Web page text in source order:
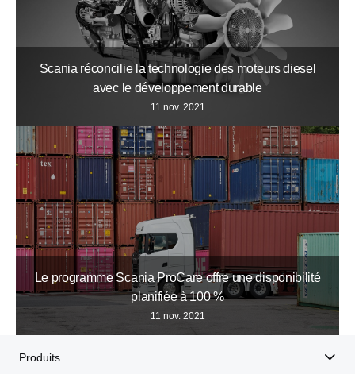
Scania réconcilie la technologie des moteurs diesel
avec le développement durable
11 nov. 2021
Le programme Scania ProCare offre une disponibilité
planifiée à 100 %
11 nov. 2021
Produits